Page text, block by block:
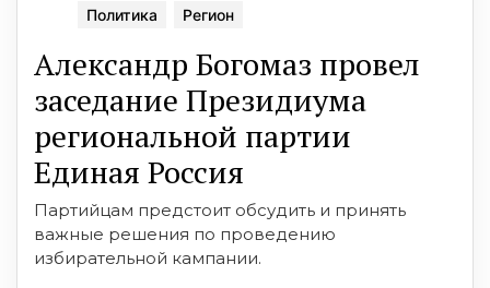
Политика Регион
Александр Богомаз провел
заседание Президиума
региональной партии
Единая Россия
Партийцам предстоит обсудить и принять
важные решения по проведению
избирательной кампании.